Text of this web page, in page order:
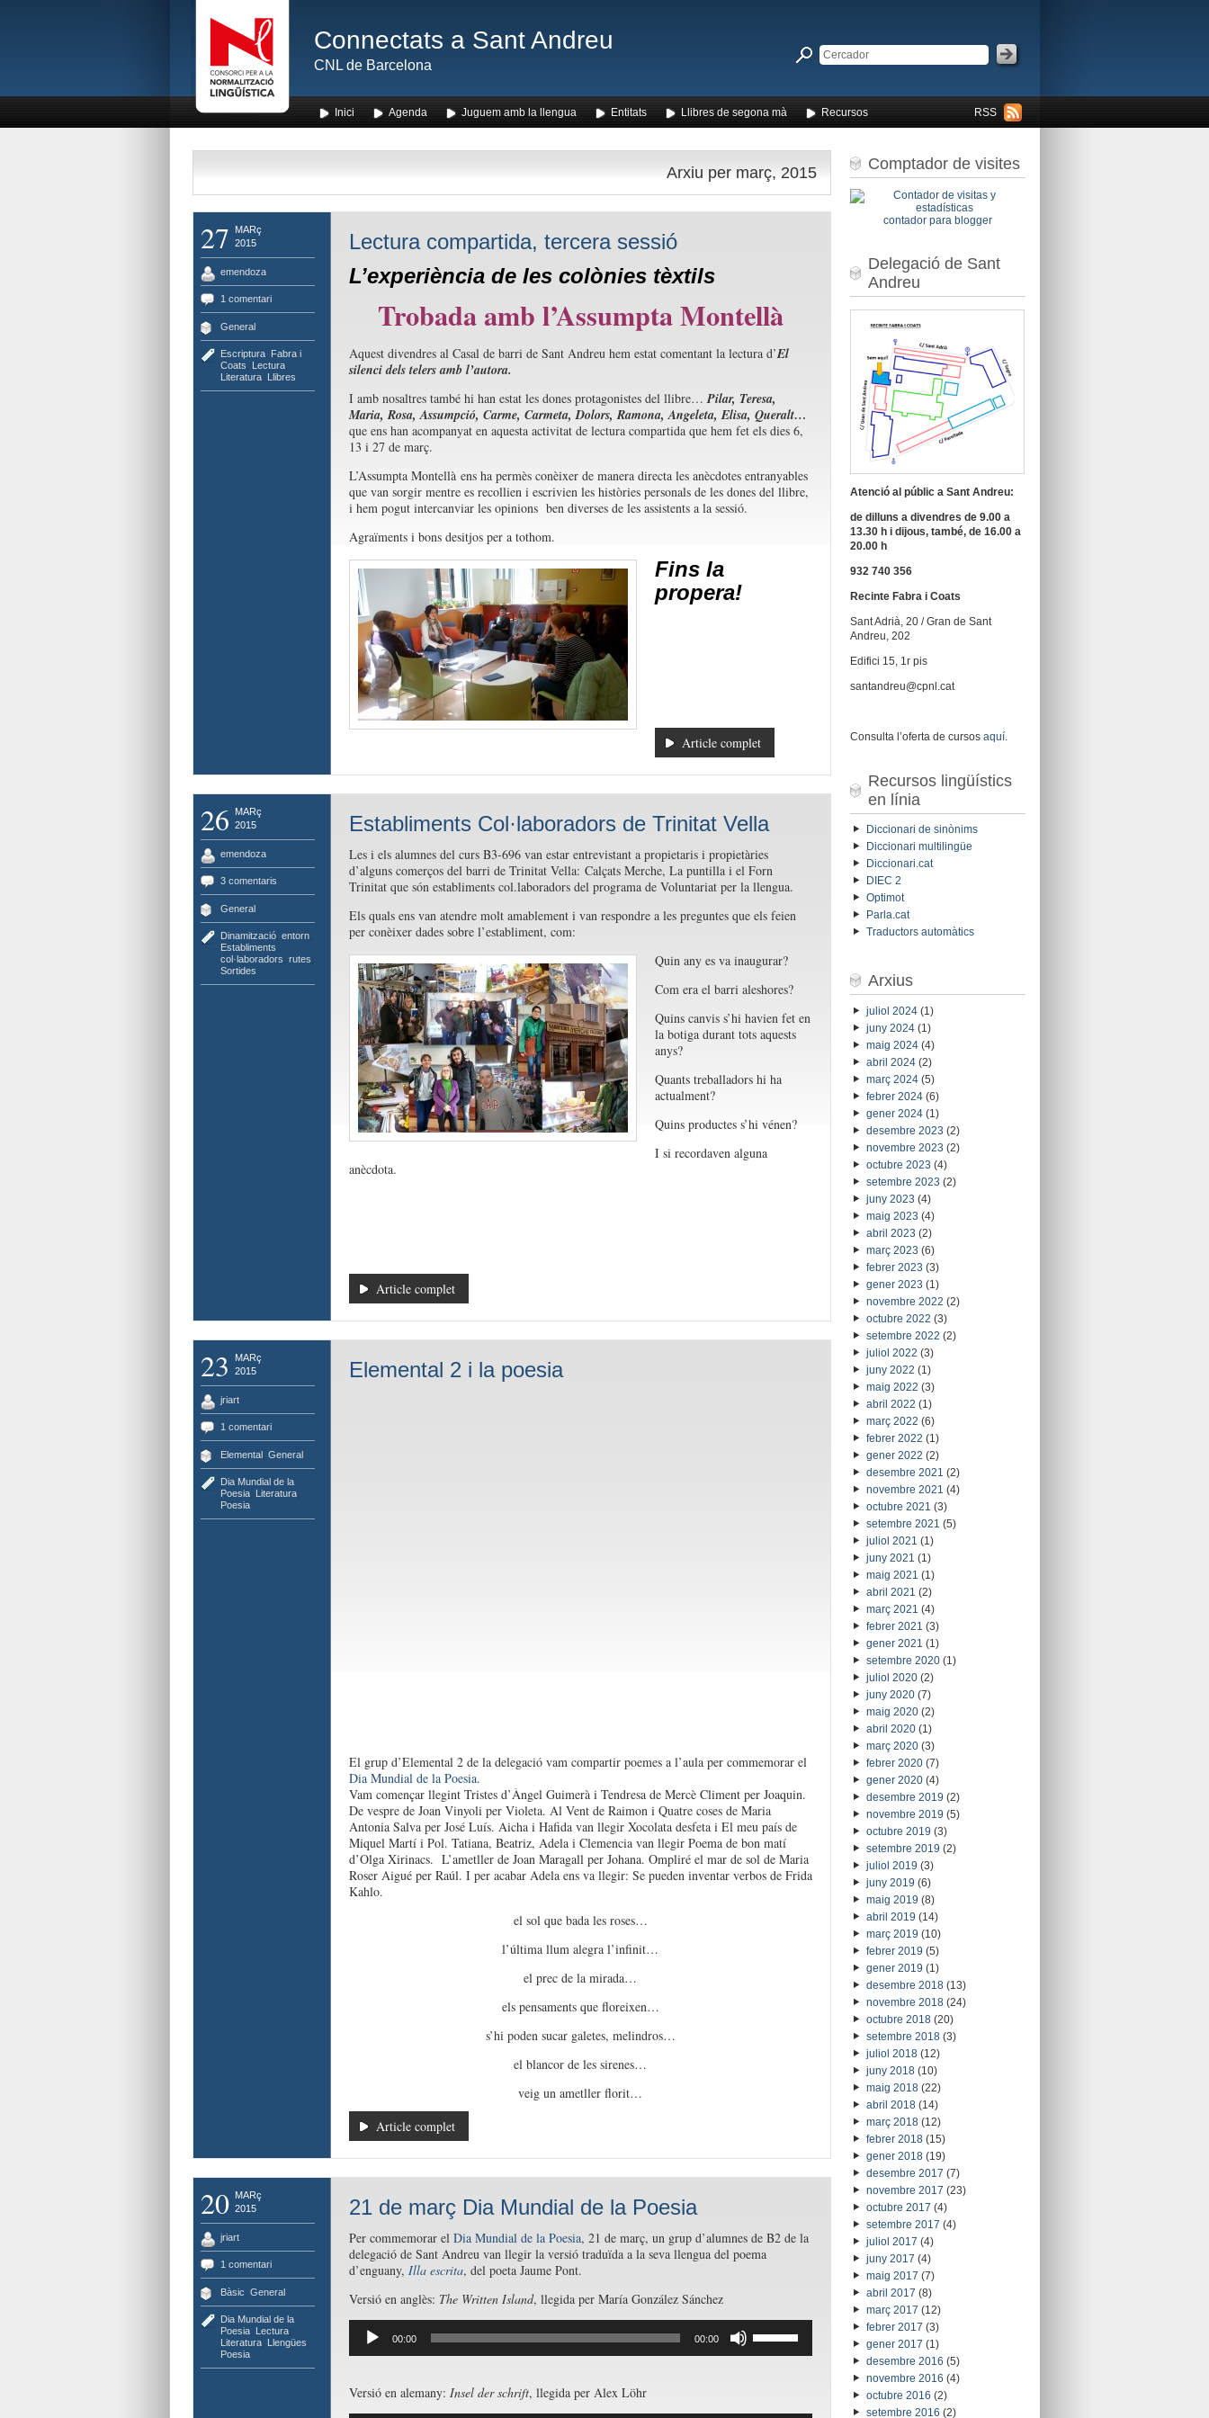
Connectats a Sant Andreu
CNL de Barcelona
RSS
Inici Agenda Juguem amb la llengua Entitats Llibres de segona mà Recursos
Arxiu per març, 2015
27
MARç
2015
emendoza
1 comentari
General
Escriptura, Fabra i
Coats
Lectura,
Literatura, Llibres
Lectura compartida, tercera sessió
L’experiència de les colònies tèxtils
Trobada amb l’Assumpta Montellà
Aquest divendres al Casal de barri de Sant Andreu hem estat comentant la lectura d’El
silenci dels telers amb l’autora.
I amb nosaltres també hi han estat les dones protagonistes del llibre…Pilar, Teresa,
Maria, Rosa, Assumpció, Carme, Carmeta, Dolors, Ramona, Angeleta, Elisa, Queralt…
que ens han acompanyat en aquesta activitat de lectura compartida que hem fet els dies 6,
13 i 27 de març.
L’Assumpta Montellà ens ha permès conèixer de manera directa les anècdotes entranyables
que van sorgir mentre es recollien i escrivien les històries personals de les dones del llibre,
i hem pogut intercanviar les opinions ben diverses de les assistents a la sessió.
Agraïments i bons desitjos per a tothom.
Fins la
propera!
Article complet
26
MARç
2015
emendoza
3 comentaris
General
Dinamització, entorn,
Establiments
col·laboradors rutes
Sortides
Establiments Col·laboradors de Trinitat Vella
Les i els alumnes del curs B3-696 van estar entrevistant a propietaris i propietàries
d’alguns comerços del barri de Trinitat Vella: Calçats Merche, La puntilla i el Forn
Trinitat que són establiments col.laboradors del programa de Voluntariat per la llengua.
Els quals ens van atendre molt amablement i van respondre a les preguntes que els feien
per conèixer dades sobre l’establiment, com:
Quin any es va inaugurar?
Com era el barri aleshores?
Quins canvis s’hi havien fet en
la botiga durant tots aquests
anys?
Quants treballadors hi ha
actualment?
Quins productes s’hi vénen?
I si recordaven alguna
anècdota.
Article complet
23
MARç
2015
jriart
1 comentari
Elemental, General
Dia Mundial de la
Poesia, Literatura,
Poesia
Elemental 2 i la poesia
El grup d’Elemental 2 de la delegació vam compartir poemes a l’aula per commemorar el
Dia Mundial de la Poesia.
Vam començar llegint Tristes d’Àngel Guimerà i Tendresa de Mercè Climent per Joaquin.
De vespre de Joan Vinyoli per Violeta. Al Vent de Raimon i Quatre coses de Maria
Antonia Salva per José Luís. Aicha i Hafida van llegir Xocolata desfeta i El meu país de
Miquel Martí i Pol. Tatiana, Beatriz, Adela i Clemencia van llegir Poema de bon matí
d’Olga Xirinacs. L’ametller de Joan Maragall per Johana. Ompliré el mar de sol de Maria
Roser Aigué per Raúl. I per acabar Adela ens va llegir: Se pueden inventar verbos de Frida
Kahlo.
el sol que bada les roses…
l’última llum alegra l’infinit…
el prec de la mirada…
els pensaments que floreixen…
s’hi poden sucar galetes, melindros…
el blancor de les sirenes…
veig un ametller florit…
Article complet
20
MARç
2015
jriart
1 comentari
Bàsic General
Dia Mundial de la
Poesia, Lectura,
Literatura, Llengües
Poesia
21 de març Dia Mundial de la Poesia
Per commemorar el Dia Mundial de la Poesia, 21 de març, un grup d’alumnes de B2 de la
delegació de Sant Andreu van llegir la versió traduïda a la seva llengua del poema
d’enguany, Illa escrita, del poeta Jaume Pont.
Versió en anglès: The Written Island, llegida per María González Sánchez
Reproductor
d'àudio
00:00 00:00
servir
les
cap
Versió en alemany: Insel der schrift, llegida per Alex Löhr
Comptador de visites
contador para blogger
Delegació de Sant
Andreu
Atenció al públic a Sant Andreu:
de dilluns a divendres de 9.00 a
13.30 h i dijous, també, de 16.00 a
20.00 h
932 740 356
Recinte Fabra i Coats
Sant Adrià, 20 / Gran de Sant
Andreu, 202
Edifici 15, 1r pis
santandreu@cpnl.cat
Consulta l’oferta de cursos aquí.
Recursos lingüístics
en línia
Diccionari de sinònims
Diccionari multilingüe
Diccionari.cat
DIEC 2
Optimot
Parla.cat
Traductors automàtics
Arxius
juliol 2024(1)
juny 2024(1)
maig 2024(4)
abril 2024(2)
març 2024(5)
febrer 2024(6)
gener 2024(1)
desembre 2023 (2)
novembre 2023 (2)
octubre 2023 (4)
setembre 2023 (2)
juny 2023 (4)
maig 2023 (4)
abril 2023 (2)
març 2023 (6)
febrer 2023 (3)
gener 2023 (1)
novembre 2022 (2)
octubre 2022 (3)
setembre 2022 (2)
juliol 2022 (3)
juny 2022 (1)
maig 2022 (3)
abril 2022 (1)
març 2022 (6)
febrer 2022 (1)
gener 2022 (2)
desembre 2021 (2)
novembre 2021 (4)
octubre 2021 (3)
setembre 2021 (5)
juliol 2021 (1)
juny 2021 (1)
maig 2021 (1)
abril 2021 (2)
març 2021 (4)
febrer 2021 (3)
gener 2021 (1)
setembre 2020(1)
juliol 2020(2)
juny 2020(7)
maig 2020(2)
abril 2020(1)
març 2020(3)
febrer 2020(7)
gener 2020(4)
desembre 2019 (2)
novembre 2019 (5)
octubre 2019 (3)
setembre 2019 (2)
juliol 2019 (3)
juny 2019 (6)
maig 2019 (8)
abril 2019 (14)
març 2019 (10)
febrer 2019 (5)
gener 2019 (1)
desembre 2018(13)
novembre 2018(24)
octubre 2018(20)
setembre 2018(3)
juliol 2018(12)
juny 2018(10)
maig 2018(22)
abril 2018(14)
març 2018(12)
febrer 2018(15)
gener 2018(19)
desembre 2017 (7)
novembre 2017 (23)
octubre 2017 (4)
setembre 2017 (4)
juliol 2017 (4)
juny 2017 (4)
maig 2017 (7)
abril 2017 (8)
març 2017 (12)
febrer 2017 (3)
gener 2017 (1)
desembre 2016 (5)
novembre 2016 (4)
octubre 2016 (2)
setembre 2016 (2)